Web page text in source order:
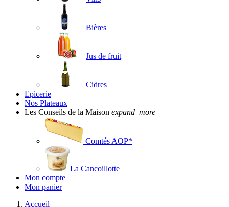
Bières
Jus de fruit
Cidres
Epicerie
Nos Plateaux
Les Conseils de la Maison expand_more
Comtés AOP*
La Cancoillotte
Mon compte
Mon panier
Accueil